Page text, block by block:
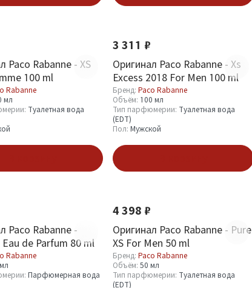
Paco Rabanne - XS
100 ml
Rabanne
мл
Туалетная вода
3 311 ₽
Оригинал Paco Rabanne - Xs
Excess 2018 For Men 100 ml
Бренд: Paco Rabanne
Объём: 100 мл
Тип парфюмерии: Туалетная вода
(EDT)
Пол: Мужской
Paco Rabanne -
de Parfum 80 ml
Rabanne
Парфюмерная вода
4 398 ₽
Оригинал Paco Rabanne - Pure
XS For Men 50 ml
Бренд: Paco Rabanne
Объём: 50 мл
Тип парфюмерии: Туалетная вода
(EDT)